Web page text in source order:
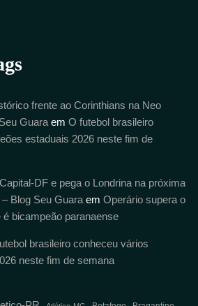
frente ao Corinthians na Neo
Guara em O futebol brasileiro
estaduais 2026 neste fim de
DF e pega o Londrina na próxima
Blog Seu Guara em Operário supera o
bicampeão paranaense
brasileiro conheceu vários
neste fim de semana